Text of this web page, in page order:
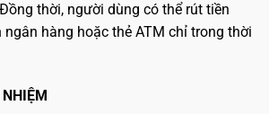
thời, người dùng có thể rút tiền
ngân hàng hoặc thẻ ATM chỉ trong thời